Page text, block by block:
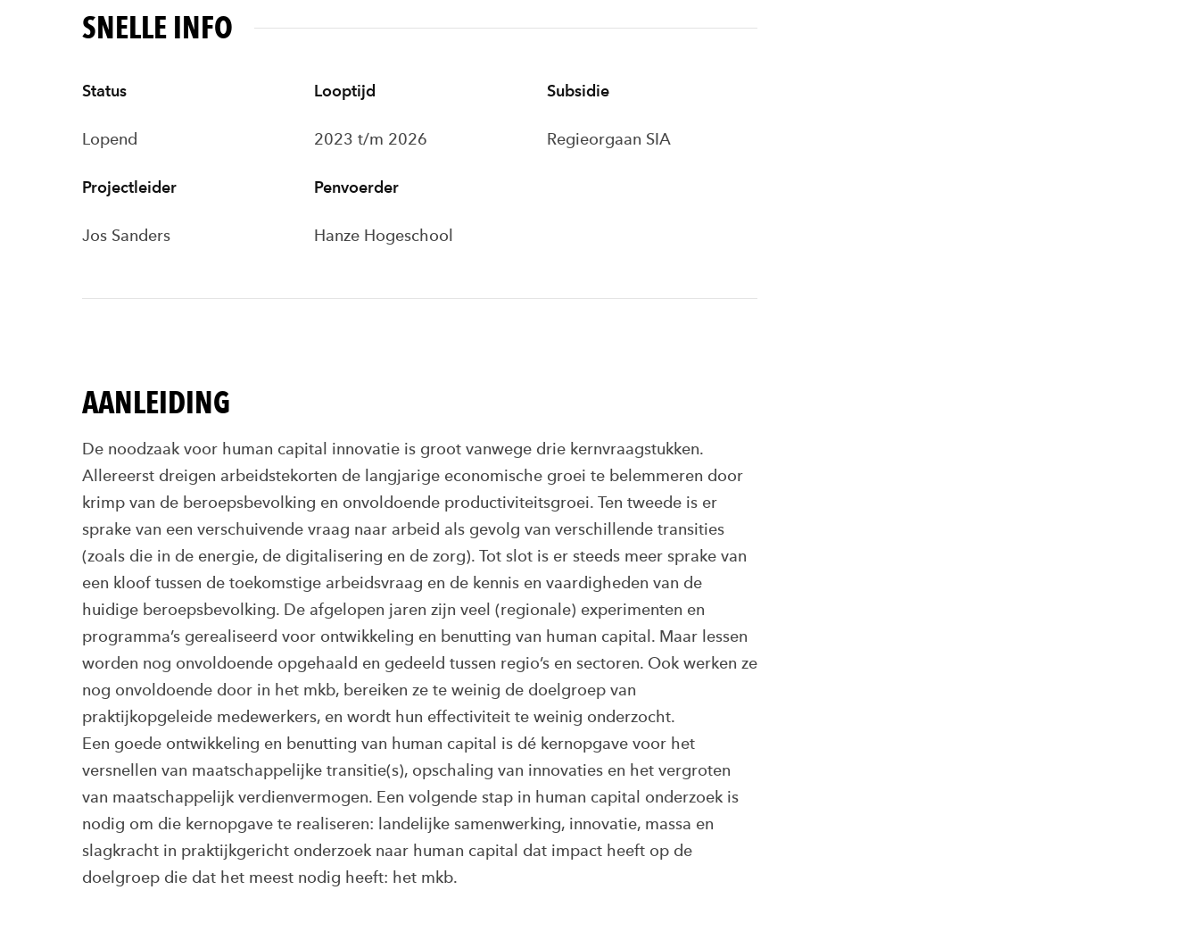
SNELLE INFO
Status
Lopend
Looptijd
2023 t/m 2026
Subsidie
Regieorgaan SIA
Projectleider
Jos Sanders
Penvoerder
Hanze Hogeschool
AANLEIDING
De noodzaak voor human capital innovatie is groot vanwege drie kernvraagstukken.
Allereerst dreigen arbeidstekorten de langjarige economische groei te belemmeren door
krimp van de beroepsbevolking en onvoldoende productiviteitsgroei. Ten tweede is er
sprake van een verschuivende vraag naar arbeid als gevolg van verschillende transities
(zoals die in de energie, de digitalisering en de zorg). Tot slot is er steeds meer sprake van
een kloof tussen de toekomstige arbeidsvraag en de kennis en vaardigheden van de
huidige beroepsbevolking. De afgelopen jaren zijn veel (regionale) experimenten en
programma’s gerealiseerd voor ontwikkeling en benutting van human capital. Maar lessen
worden nog onvoldoende opgehaald en gedeeld tussen regio’s en sectoren. Ook werken ze
nog onvoldoende door in het mkb, bereiken ze te weinig de doelgroep van
praktijkopgeleide medewerkers, en wordt hun effectiviteit te weinig onderzocht.
Een goede ontwikkeling en benutting van human capital is dé kernopgave voor het
versnellen van maatschappelijke transitie(s), opschaling van innovaties en het vergroten
van maatschappelijk verdienvermogen. Een volgende stap in human capital onderzoek is
nodig om die kernopgave te realiseren: landelijke samenwerking, innovatie, massa en
slagkracht in praktijkgericht onderzoek naar human capital dat impact heeft op de
doelgroep die dat het meest nodig heeft: het mkb.